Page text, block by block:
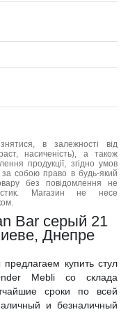
в залежності від
насиченість), а також
продукції, згідно умов
собою право в будь-який
без повідомлення не
Магазин не несе
Bar серый 21
Днепре
купить стул
Mebli со склада
сроки по всей
и безналичный